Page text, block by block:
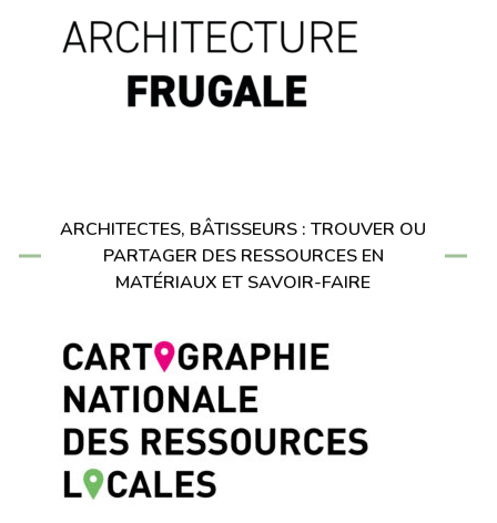
ARCHITECTES, BÂTISSEURS : TROUVER OU
PARTAGER DES RESSOURCES EN
MATÉRIAUX ET SAVOIR-FAIRE